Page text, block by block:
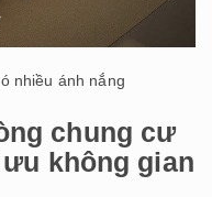
nhiều ánh nắng
chung cư
không gian